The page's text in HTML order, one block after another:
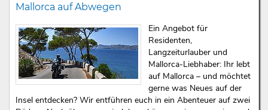
Mallorca auf Abwegen
Ein Angebot für
Residenten,
Langzeiturlauber und
Mallorca-Liebhaber: Ihr lebt
auf Mallorca – und möchtet
gerne was Neues auf der
Insel entdecken? Wir entführen euch in ein Abenteuer auf zwei